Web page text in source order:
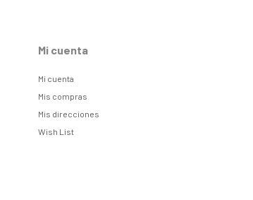
Mi cuenta
Mi cuenta
Mis compras
Mis direcciones
Wish List